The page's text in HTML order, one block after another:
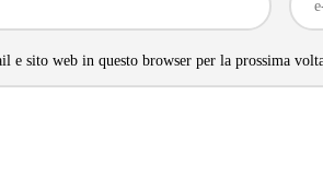
e sito web in questo browser per la prossima